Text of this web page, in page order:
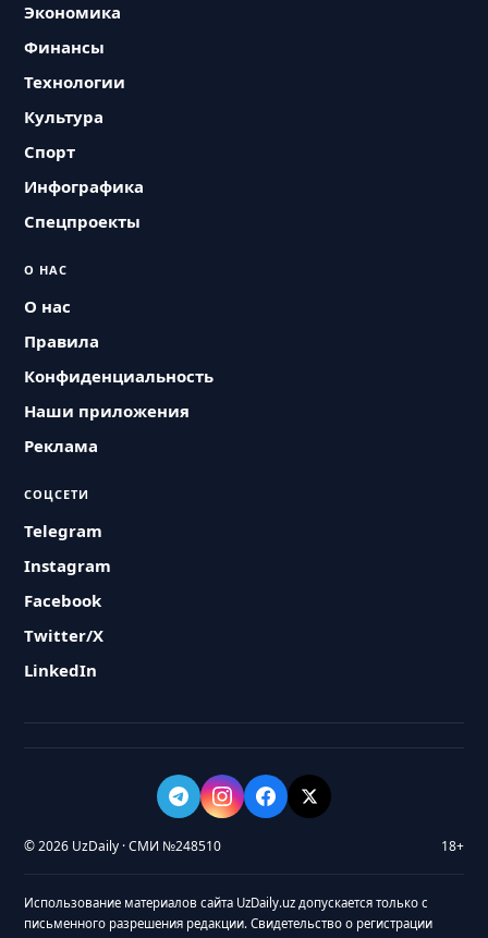
Экономика
Финансы
Технологии
Культура
Спорт
Инфографика
Спецпроекты
О НАС
О нас
Правила
Конфиденциальность
Наши приложения
Реклама
СОЦСЕТИ
Telegram
Instagram
Facebook
Twitter/X
LinkedIn
© 2026 UzDaily · СМИ №248510 18+
Использование материалов сайта UzDaily.uz допускается только с
письменного разрешения редакции. Свидетельство о регистрации